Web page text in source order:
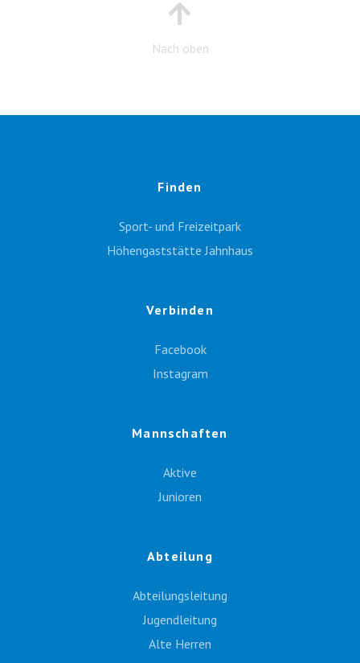
Nach oben
Finden
Sport- und Freizeitpark
Höhengaststätte Jahnhaus
Verbinden
Facebook
Instagram
Mannschaften
Aktive
Junioren
Abteilung
Abteilungsleitung
Jugendleitung
Alte Herren